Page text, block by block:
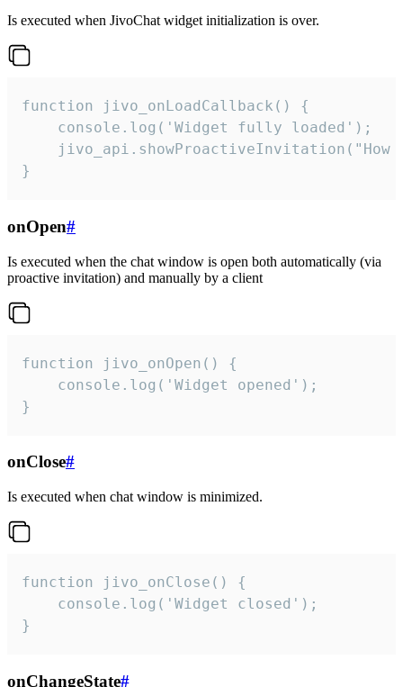
Is executed when JivoChat widget initialization is over.
function jivo_onLoadCallback() {
    console.log('Widget fully loaded');
jivo_api.showProactiveInvitation("How
}
onOpen#
Is executed when the chat window is open both automatically (via
proactive invitation) and manually by a client
function jivo_onOpen() {
    console.log('Widget opened');
}
onClose#
Is executed when chat window is minimized.
function jivo_onClose() {
    console.log('Widget closed');
}
onChangeState#